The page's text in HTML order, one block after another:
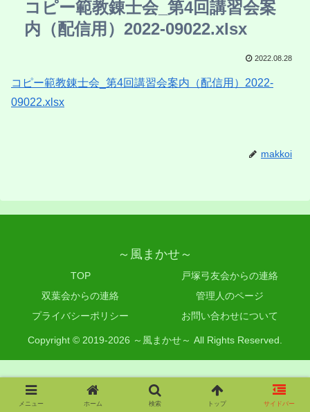
コピー範教錬士会_第4回講習会案
内（配信用）2022-09022.xlsx
2022.08.28
コピー範教錬士会_第4回講習会案内（配信用）2022-
09022.xlsx
makkoi
～風まかせ～
TOP
戸塚弓友会からの連絡
双葉会からの連絡
管理人のページ
プライバシーポリシー
お問い合わせについて
Copyright © 2019-2026 ～風まかせ～ All Rights Reserved.
メニュー ホーム 検索 トップ サイドバー